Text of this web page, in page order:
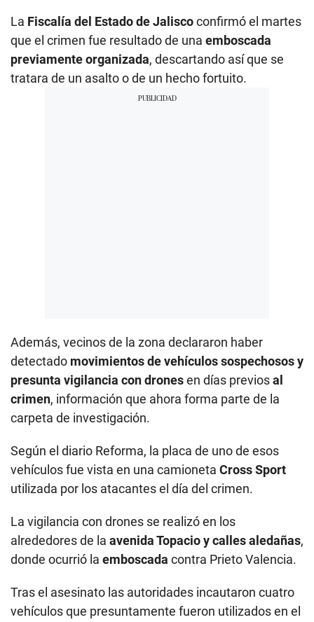
La Fiscalía del Estado de Jaliscoconfirmó el martes
que el crimen fue resultado de una emboscada
previamente organizada, descartando así que se
tratara de un asalto o de un hecho fortuito.
Además, vecinos de la zona declararon haber
detectado movimientos de vehículos sospechosos y
presunta vigilancia con dronesen días previosal
crimen, información que ahora forma parte de la
carpeta de investigación.
Según el diario Reforma, la placa de uno de esos
vehículos fue vista en una camioneta Cross Sport
utilizada por los atacantes el día del crimen.
La vigilancia con drones se realizó en los
alrededores de la avenida Topacio y calles aledañas,
donde ocurrió la emboscada contra Prieto Valencia.
Tras el asesinato las autoridades incautaron cuatro
vehículos que presuntamente fueron utilizados en el